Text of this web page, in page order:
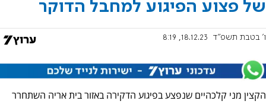
של פצוע הפיגוע למחבל הדוקר
ו' בטבת תשפ"ד 18.12.23, 8:19
הקצין מני קלכהיים שנפצע בפיגוע הדקירה באזור בית אריה השתחרר